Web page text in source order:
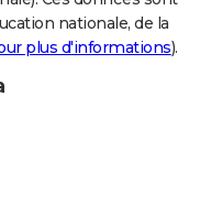
nationale, de la
plus d'informations).